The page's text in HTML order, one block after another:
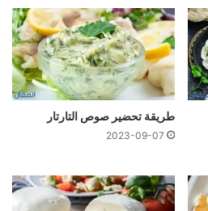
طريقة تحضير صوص التارتار
2023-09-07